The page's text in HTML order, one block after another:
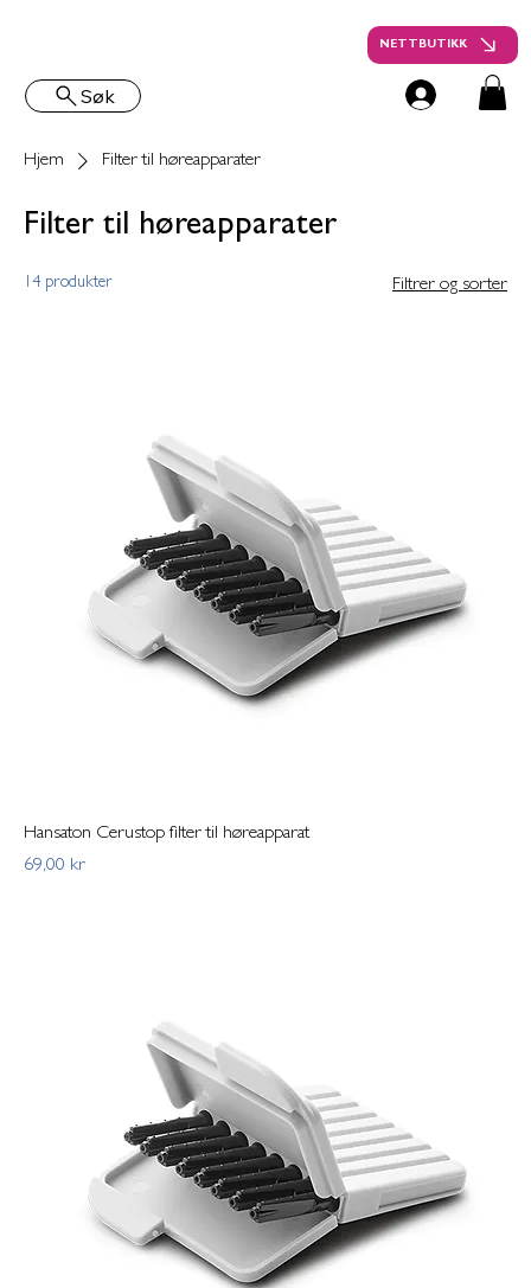
Søk
NETTBUTIKK
Hjem Filter til høreapparater
Filter til høreapparater
14 produkter Filtrer og sorter
Hansaton Cerustop filter til høreapparat
Pris
69,00 kr